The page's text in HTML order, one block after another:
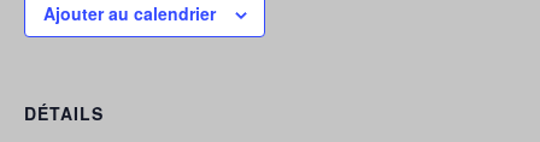
Ajouter au calendrier
DÉTAILS